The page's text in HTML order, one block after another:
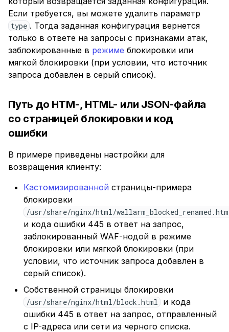
Если требуется, вы можете удалить параметр
type . Тогда заданная конфигурация вернется
только в ответе на запросы с признаками атак,
заблокированные в режиме блокировки или
мягкой блокировки (при условии, что источник
запроса добавлен в серый список).
Путь до HTM-, HTML- или JSON-файла
со страницей блокировки и код
ошибки
В примере приведены настройки для
возвращения клиенту:
Кастомизированной страницы-примера
блокировки
/usr/share/nginx/html/
и кода ошибки 445 в ответ на запрос,
заблокированный WAF-нодой в режиме
блокировки или мягкой блокировки (при
условии, что источник запроса добавлен в
серый список).
Собственной страницы блокировки
/usr/share/nginx/html/block.html
и кода
ошибки 445 в ответ на запрос, отправленный
с IP-адреса или сети из черного списка.